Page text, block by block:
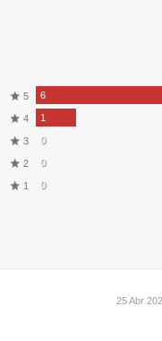
5 6
4 1
3 0
2 0
1 0
25 Abr